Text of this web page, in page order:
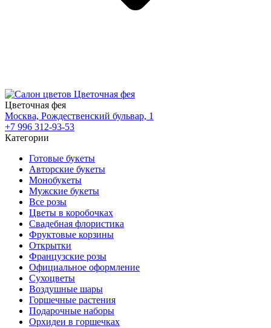
Цветочная фея
Москва, Рождественский бульвар, 1
+7 996 312-93-53
Категории
Готовые букеты
Авторские букеты
Монобукеты
Мужские букеты
Все розы
Цветы в коробочках
Свадебная флористика
Фруктовые корзины
Открытки
Французские розы
Официальное оформление
Сухоцветы
Воздушные шары
Горшечные растения
Подарочные наборы
Орхидеи в горшечках